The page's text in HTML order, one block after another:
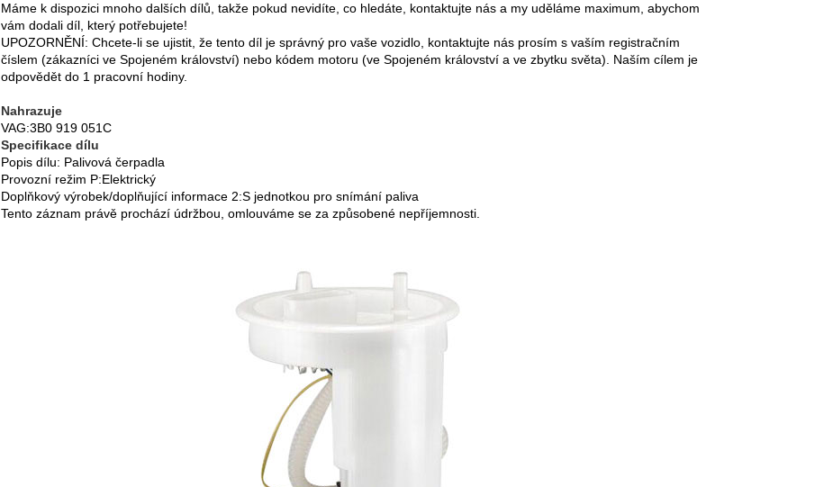
Máme k dispozici mnoho dalších dílů, takže pokud nevidíte, co hledáte, kontaktujte nás a my uděláme maximum, abychom
vám dodali díl, který potřebujete!
UPOZORNĚNÍ: Chcete-li se ujistit, že tento díl je správný pro vaše vozidlo, kontaktujte nás prosím s vaším registračním
číslem (zákazníci ve Spojeném království) nebo kódem motoru (ve Spojeném království a ve zbytku světa). Naším cílem je
odpovědět do 1 pracovní hodiny.
Nahrazuje
VAG:3B0 919 051C
Specifikace dílu
Popis dílu: Palivová čerpadla
Provozní režim P:Elektrický
Doplňkový výrobek/doplňující informace 2:S jednotkou pro snímání paliva
Tento záznam právě prochází údržbou, omlouváme se za způsobené nepříjemnosti.